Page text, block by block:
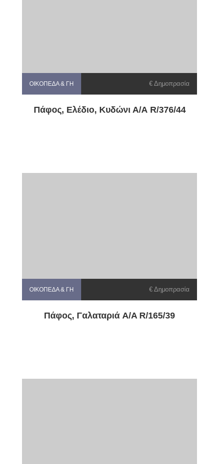
ΟΙΚΌΠΕΔΑ & ΓΗ € Δημοπρασία
Πάφος, Ελέδιο, Κυδώνι Α/Α R/376/44
ΟΙΚΌΠΕΔΑ & ΓΗ € Δημοπρασία
Πάφος, Γαλαταριά A/A R/165/39